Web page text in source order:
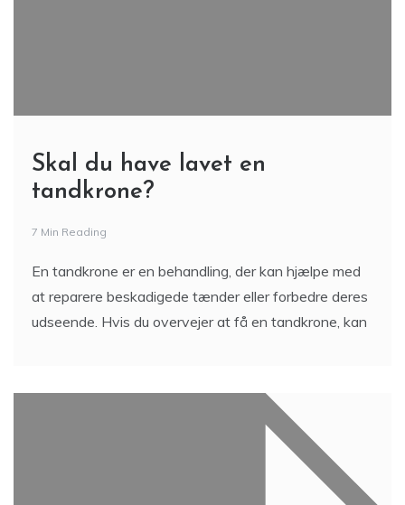
Skal du have lavet en
tandkrone?
7 Min Reading
En tandkrone er en behandling, der kan hjælpe med
at reparere beskadigede tænder eller forbedre deres
udseende. Hvis du overvejer at få en tandkrone, kan